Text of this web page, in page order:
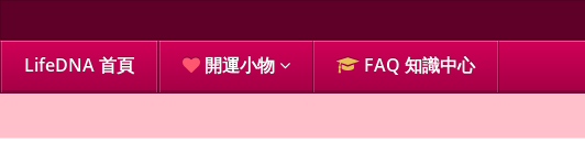
LifeDNA 首頁 開運小物 FAQ 知識中心